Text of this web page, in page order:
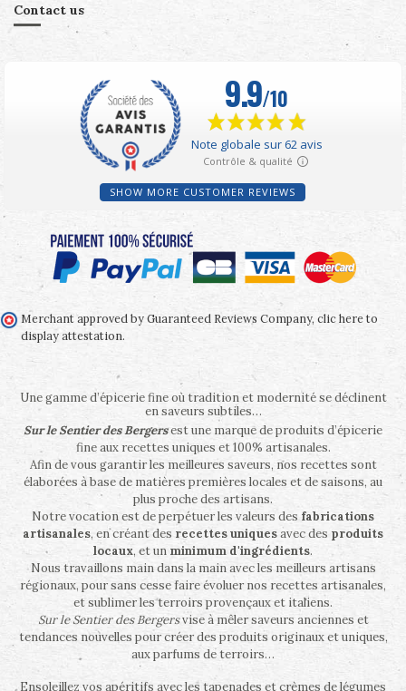
Contact us
SHOW MORE CUSTOMER REVIEWS
Merchant approved by Guaranteed Reviews Company, clic here to
display attestation.
Une gamme d’épicerie fine où tradition et modernité se déclinent
en saveurs subtiles…
Sur le Sentier des Bergersest une marque de produits d’épicerie
fine aux recettes uniques et 100% artisanales.
Afin de vous garantir les meilleures saveurs, nos recettes sont
élaborées à base de matières premières locales et de saisons, au
plus proche des artisans.
Notre vocation est de perpétuer les valeurs des fabrications
artisanales, en créant des recettes uniquesavec des produits
locaux, et un minimum d'ingrédients.
Nous travaillons main dans la main avec les meilleurs artisans
régionaux, pour sans cesse faire évoluer nos recettes artisanales,
et sublimer les terroirs provençaux et italiens.
Sur le Sentier des Bergersvise à mêler saveurs anciennes et
tendances nouvelles pour créer des produits originaux et uniques,
aux parfums de terroirs…
Ensoleillez vos apéritifs avec les tapenades et crèmes de légumes